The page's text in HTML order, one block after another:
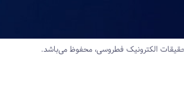
الکترونیک‌ فطروسی، محفوظ می‌باشد.